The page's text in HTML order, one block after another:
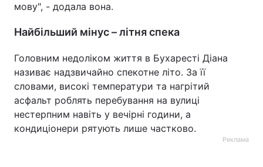
мову", - додала вона.
Найбільший мінус – літня спека
Головним недоліком життя в Бухаресті Діана
називає надзвичайно спекотне літо. За її
словами, високі температури та нагрітий
асфальт роблять перебування на вулиці
нестерпним навіть у вечірні години, а
кондиціонери рятують лише частково.
Реклама